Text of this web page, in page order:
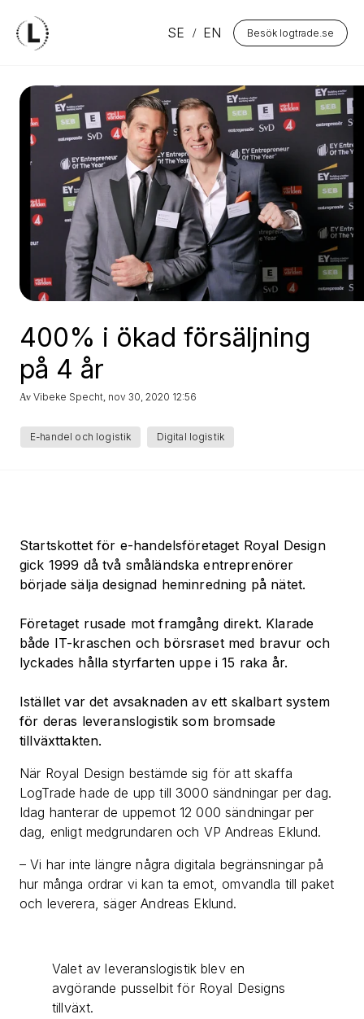
SE EN Besök logtrade.se
400% i ökad försäljning
på 4 år
Av Vibeke Specht, nov 30, 2020 12:56
E-handel och logistik Digital logistik
Startskottet för e-handelsföretaget Royal Design
gick 1999 då två småländska entreprenörer
började sälja designad heminredning på nätet.
Företaget rusade mot framgång direkt. Klarade
både IT-kraschen och börsraset med bravur och
lyckades hålla styrfarten uppe i 15 raka år.
Istället var det avsaknaden av ett skalbart system
för deras leveranslogistik som bromsade
tillväxttakten.
När Royal Design bestämde sig för att skaffa
LogTrade hade de upp till 3000 sändningar per dag.
Idag hanterar de uppemot 12 000 sändningar per
dag, enligt medgrundaren och VP Andreas Eklund.
– Vi har inte längre några digitala begränsningar på
hur många ordrar vi kan ta emot, omvandla till paket
och leverera, säger Andreas Eklund.
Valet av leveranslogistik blev en
avgörande pusselbit för Royal Designs
tillväxt.